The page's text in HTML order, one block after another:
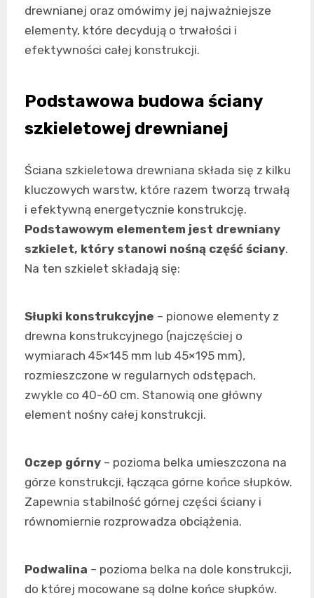
drewnianej oraz omówimy jej najważniejsze
elementy, które decydują o trwałości i
efektywności całej konstrukcji.
Podstawowa budowa ściany
szkieletowej drewnianej
Ściana szkieletowa drewniana składa się z kilku
kluczowych warstw, które razem tworzą trwałą
i efektywną energetycznie konstrukcję.
Podstawowym elementem jest drewniany
szkielet, który stanowi nośną część ściany.
Na ten szkielet składają się:
Słupki konstrukcyjne – pionowe elementy z
drewna konstrukcyjnego (najczęściej o
wymiarach 45×145 mm lub 45×195 mm),
rozmieszczone w regularnych odstępach,
zwykle co 40-60 cm. Stanowią one główny
element nośny całej konstrukcji.
Oczep górny – pozioma belka umieszczona na
górze konstrukcji, łącząca górne końce słupków.
Zapewnia stabilność górnej części ściany i
równomiernie rozprowadza obciążenia.
Podwalina – pozioma belka na dole konstrukcji,
do której mocowane są dolne końce słupków.